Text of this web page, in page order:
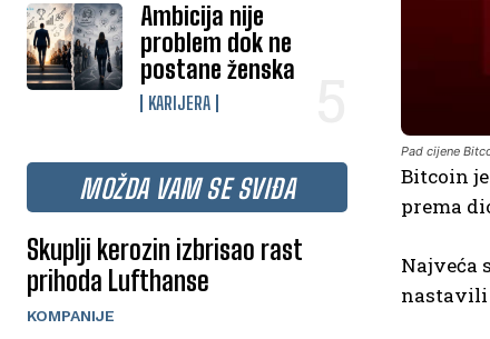
Ambicija nije
problem dok ne
postane ženska
KARIJERA
MOŽDA VAM SE SVIĐA
Skuplji kerozin izbrisao rast
prihoda Lufthanse
KOMPANIJE
Pad cijene
Bitcoin
prema
Najveća
nastavili